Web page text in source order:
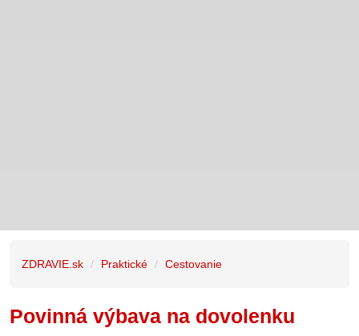
ZDRAVIE.sk Praktické Cestovanie
Povinná výbava na dovolenku